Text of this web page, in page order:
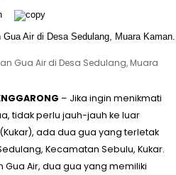
Gua Air di Desa Sedulang, Muara
– Jika ingin menikmati
tidak perlu jauh-jauh ke luar
ada dua gua yang terletak
Kecamatan Sebulu, Kukar.
Air, dua gua yang memiliki